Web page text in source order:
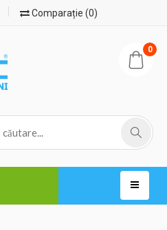
Comparație (0)
0